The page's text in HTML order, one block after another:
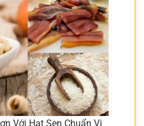
Với Hạt Sen Chuẩn Vị